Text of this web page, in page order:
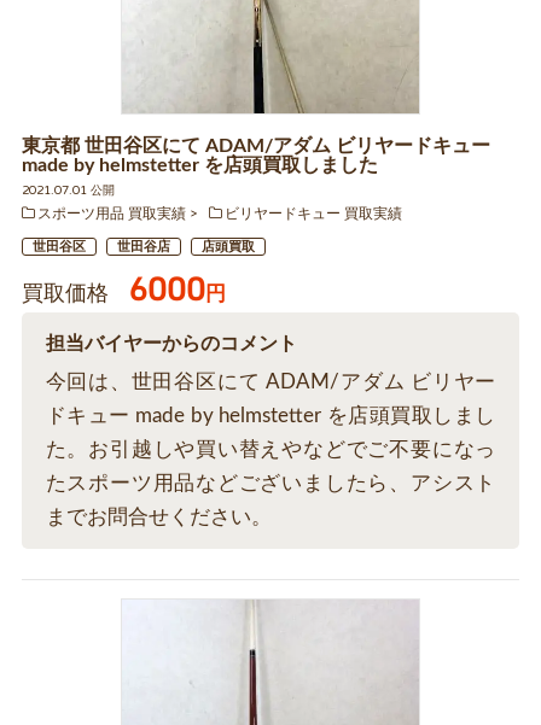
東京都 世田谷区にて ADAM/アダム ビリヤードキュー
made by helmstetter を店頭買取しました
2021.07.01 公開
スポーツ用品 買取実績
ビリヤードキュー 買取実績
世田谷区 世田谷店 店頭買取
買取価格 6000円
担当バイヤーからのコメント
今回は、世田谷区にて ADAM/アダム ビリヤー
ドキュー made by helmstetter を店頭買取しまし
た。お引越しや買い替えやなどでご不要になっ
たスポーツ用品などございましたら、アシスト
までお問合せください。